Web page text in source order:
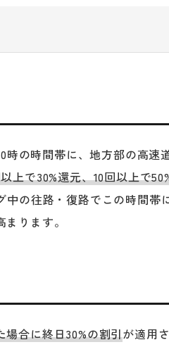
の時間帯に、地方部の高速
上で30%還元、10回以上で
中の往路・復路でこの時間帯
ります。
合に終日30%の割引が適用